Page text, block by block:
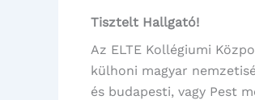
Tisztelt Hallgató!
Az ELTE Kollégiumi
külhoni magyar
és budapesti, vagy Pest